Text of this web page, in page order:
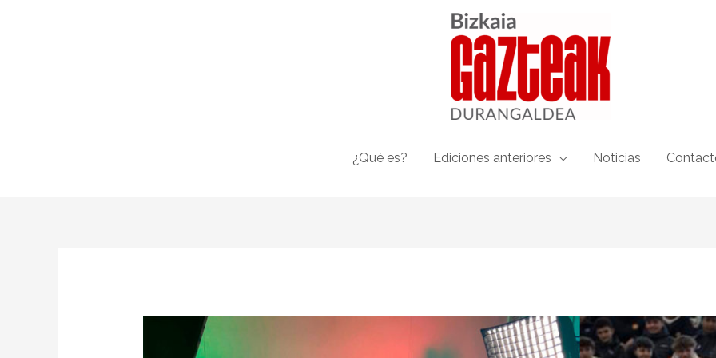
¿Qué es? Ediciones anteriores Noticias